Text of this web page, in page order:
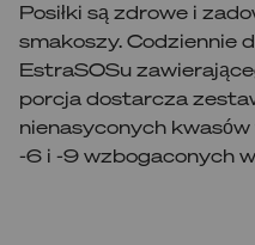
Posiłki są zdrowe i
smakoszy. Codziennie
EstraSOSu
porcja dostarcza
nienasyconych
-6 i -9 wzbogaconych